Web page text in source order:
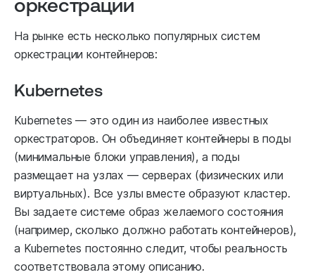
На рынке есть несколько популярных систем
оркестрации контейнеров:
Kubernetes
Kubernetes — это один из наиболее известных
оркестраторов. Он объединяет контейнеры в поды
(минимальные блоки управления), а поды
размещает на узлах — серверах (физических или
виртуальных). Все узлы вместе образуют кластер.
Вы задаете системе образ желаемого состояния
(например, сколько должно работать контейнеров),
а Kubernetes постоянно следит, чтобы реальность
соответствовала этому описанию.